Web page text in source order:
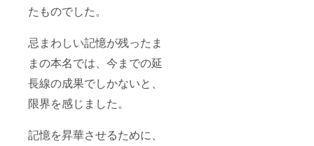
たものでした。
忌まわしい記憶が残ったま
まの本名では、今までの延
長線の成果でしかないと、
限界を感じました。
記憶を昇華させるために、